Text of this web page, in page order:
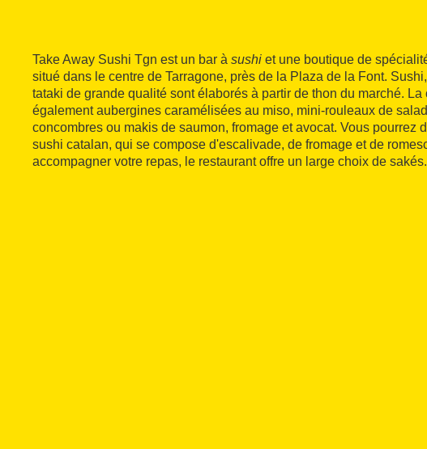
Take Away Sushi Tgn est un bar à sushi et une boutique de
situé dans le centre de Tarragone, près de la Plaza de la Font.
tataki de grande qualité sont élaborés à partir de thon du marché. La
également aubergines caramélisées au miso, mini-rouleaux de
concombres ou makis de saumon, fromage et avocat. Vous pourrez
sushi catalan, qui se compose d'escalivade, de fromage et de
accompagner votre repas, le restaurant offre un large choix de sakés.